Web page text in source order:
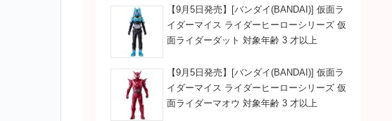
【9月5日発売】[バンダイ(BANDAI)] 仮面ラ
イダーマイス ライダーヒーローシリーズ 仮
面ライダーダット 対象年齢 3 才以上
【9月5日発売】[バンダイ(BANDAI)] 仮面ラ
イダーマイス ライダーヒーローシリーズ 仮
面ライダーマオウ 対象年齢 3 才以上